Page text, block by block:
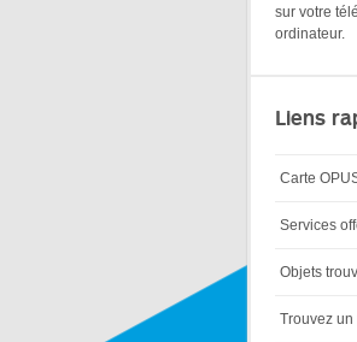
sur votre
ordinateur.
Liens
Carte
Services
Objets
Trouvez un